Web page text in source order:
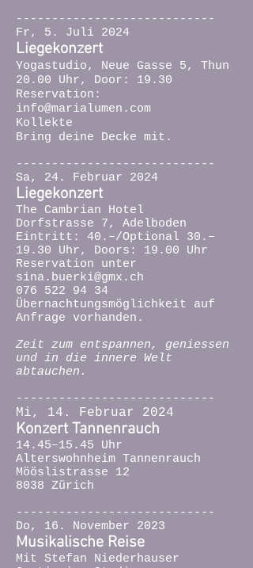
----------------------------
Fr, 5. Juli 2024
Liegekonzert
Yogastudio, Neue Gasse 5, Thun
20.00 Uhr, Door: 19.30
Reservation:
info@marialumen.com
Kollekte
Bring deine Decke mit.
----------------------------
Sa, 24. Februar 2024
Liegekonzert
The Cambrian Hotel
Dorfstrasse 7, Adelboden
Eintritt: 40.–/Optional 30.–
19.30 Uhr, Doors: 19.00 Uhr
Reservation unter
sina.buerki@gmx.ch
076 522 94 34
Übernachtungsmöglichkeit auf
Anfrage vorhanden.
Zeit zum entspannen, geniessen
und in die innere Welt
abtauchen.
----------------------------
Mi, 14. Februar 2024
Konzert Tannenrauch
14.45–15.45 Uhr
Alterswohnheim Tannenrauch
Mööslistrasse 12
8038 Zürich
----------------------------
Do, 16. November 2023
Musikalische Reise
Mit Stefan Niederhauser